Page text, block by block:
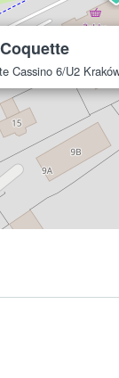
Cassino 6/U2